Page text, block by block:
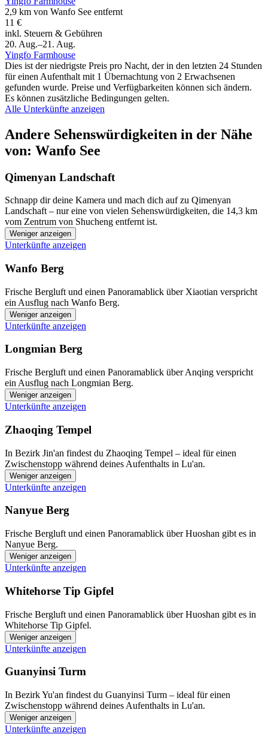
2,9 km von Wanfo See entfernt
11 €
inkl. Steuern & Gebühren
20. Aug.–21. Aug.
Yingfo Farmhouse
Dies ist der niedrigste Preis pro Nacht, der in den letzten 24 Stunden
für einen Aufenthalt mit 1 Übernachtung von 2 Erwachsenen
gefunden wurde. Preise und Verfügbarkeiten können sich ändern.
Es können zusätzliche Bedingungen gelten.
Alle Unterkünfte anzeigen
Andere Sehenswürdigkeiten in der Nähe
von: Wanfo See
Qimenyan Landschaft
Schnapp dir deine Kamera und mach dich auf zu Qimenyan
Landschaft – nur eine von vielen Sehenswürdigkeiten, die 14,3 km
vom Zentrum von Shucheng entfernt ist.
Weniger anzeigen
Unterkünfte anzeigen
Wanfo Berg
Frische Bergluft und einen Panoramablick über Xiaotian verspricht
ein Ausflug nach Wanfo Berg.
Weniger anzeigen
Unterkünfte anzeigen
Longmian Berg
Frische Bergluft und einen Panoramablick über Anqing verspricht
ein Ausflug nach Longmian Berg.
Weniger anzeigen
Unterkünfte anzeigen
Zhaoqing Tempel
In Bezirk Jin'an findest du Zhaoqing Tempel – ideal für einen
Zwischenstopp während deines Aufenthalts in Lu'an.
Weniger anzeigen
Unterkünfte anzeigen
Nanyue Berg
Frische Bergluft und einen Panoramablick über Huoshan gibt es in
Nanyue Berg.
Weniger anzeigen
Unterkünfte anzeigen
Whitehorse Tip Gipfel
Frische Bergluft und einen Panoramablick über Huoshan gibt es in
Whitehorse Tip Gipfel.
Weniger anzeigen
Unterkünfte anzeigen
Guanyinsi Turm
In Bezirk Yu'an findest du Guanyinsi Turm – ideal für einen
Zwischenstopp während deines Aufenthalts in Lu'an.
Weniger anzeigen
Unterkünfte anzeigen